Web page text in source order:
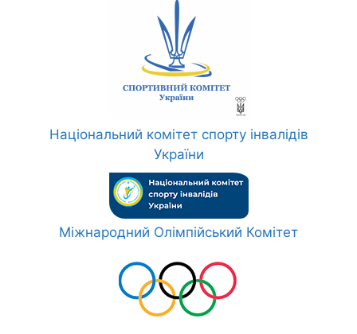
Національний комітет спорту інвалідів
України
Міжнародний Олімпійський Комітет